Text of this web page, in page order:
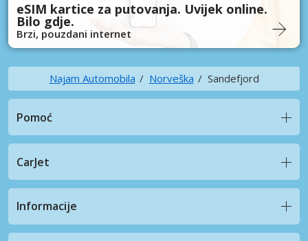
eSIM kartice za putovanja. Uvijek online.
Bilo gdje.
Brzi, pouzdani internet
Najam Automobila Norveška Sandefjord
Pomoć
CarJet
Informacije